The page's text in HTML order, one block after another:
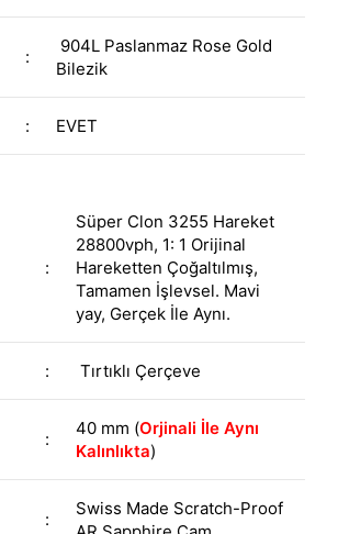
:
904L Paslanmaz Rose Gold
Bilezik
: EVET
:
Süper Clon 3255 Hareket
28800vph, 1: 1 Orijinal
Hareketten Çoğaltılmış,
Tamamen İşlevsel. Mavi
yay, Gerçek İle Aynı.
: Tırtıklı Çerçeve
:
40 mm (Orjinali İle Aynı
Kalınlıkta)
:
Swiss Made Scratch-Proof